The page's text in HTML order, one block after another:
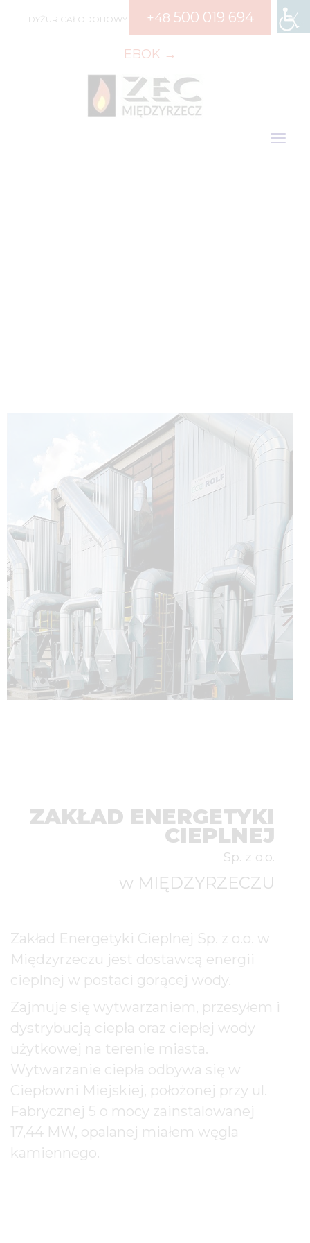
DYŻUR CAŁODOBOWY +48 500 019 694
EBOK →
Toggle
ZAKŁAD ENERGETYKI
CIEPLNEJ
Sp. z o.o.
w MIĘDZYRZECZU
Zakład Energetyki Cieplnej Sp. z o.o. w
Międzyrzeczu jest dostawcą energii
cieplnej w postaci gorącej wody.
Zajmuje się wytwarzaniem, przesyłem i
dystrybucją ciepła oraz ciepłej wody
użytkowej na terenie miasta.
Wytwarzanie ciepła odbywa się w
Ciepłowni Miejskiej, położonej przy ul.
Fabrycznej 5 o mocy zainstalowanej
17,44 MW, opalanej miałem węgla
kamiennego.